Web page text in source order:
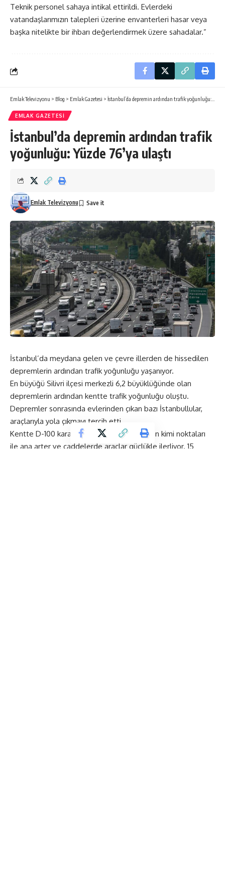
Teknik personel sahaya intikal ettirildi. Evlerdeki
vatandaşlarımızın talepleri üzerine envanterleri hasar veya
başka nitelikte bir ihbarı değerlendirmek üzere sahadalar.”
Emlak Televizyonu > Blog > Emlak Gazetesi > İstanbul’da depremin ardından trafik yoğunluğu: Yüzde 76’ya ulaştı
EMLAK GAZETESI
İstanbul’da depremin ardından trafik
yoğunluğu: Yüzde 76’ya ulaştı
Emlak Televizyonu
İstanbul’da meydana gelen ve çevre illerden de hissedilen
depremlerin ardından trafik yoğunluğu yaşanıyor.
En büyüğü Silivri ilçesi merkezli 6,2 büyüklüğünde olan
depremlerin ardından kentte trafik yoğunluğu oluştu.
Depremler sonrasında evlerinden çıkan bazı İstanbullular,
araçlarıyla yola çıkmayı tercih etti.
Kentte D-100 kara yolu ve TEM Otoyolu’nun kimi noktaları
ile ana arter ve caddelerde araçlar güçlükle ilerliyor. 15